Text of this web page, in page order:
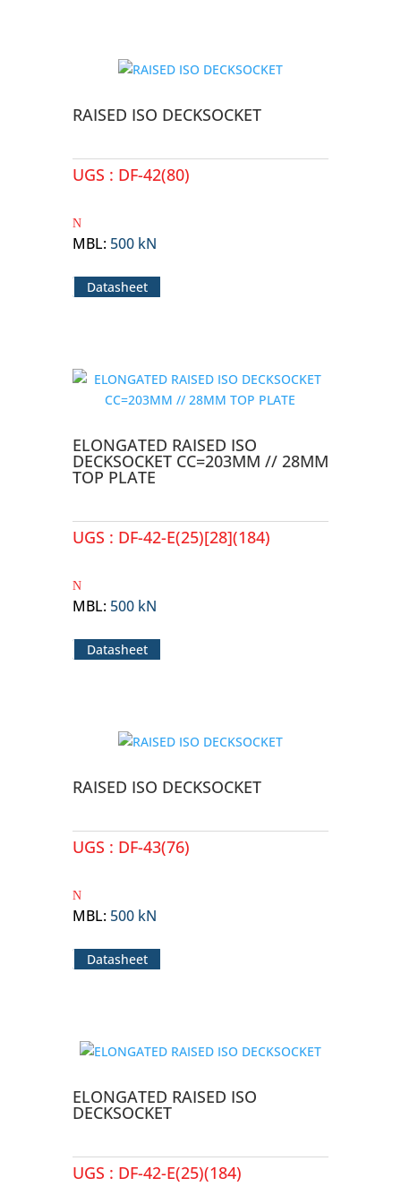
RAISED ISO DECKSOCKET
UGS : DF-42(80)
MBL: 500 kN
Datasheet
ELONGATED RAISED ISO
DECKSOCKET CC=203MM // 28MM
TOP PLATE
UGS : DF-42-E(25)[28](184)
MBL: 500 kN
Datasheet
RAISED ISO DECKSOCKET
UGS : DF-43(76)
MBL: 500 kN
Datasheet
ELONGATED RAISED ISO
DECKSOCKET
UGS : DF-42-E(25)(184)